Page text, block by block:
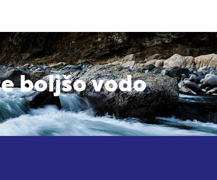
boljšo vodo